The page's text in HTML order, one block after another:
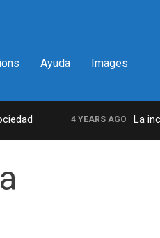
Ayuda Images
4 YEARS AGO La